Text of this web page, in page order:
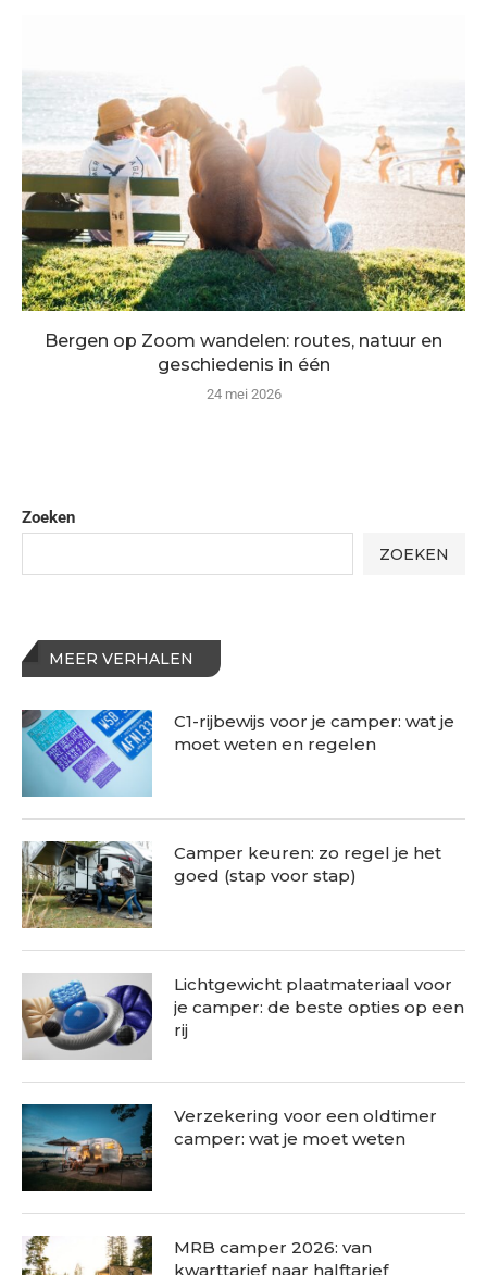
Bergen op Zoom wandelen: routes, natuur en
geschiedenis in één
24 mei 2026
Zoeken
ZOEKEN
MEER VERHALEN
C1-rijbewijs voor je camper: wat je
moet weten en regelen
Camper keuren: zo regel je het
goed (stap voor stap)
Lichtgewicht plaatmateriaal voor
je camper: de beste opties op een
rij
Verzekering voor een oldtimer
camper: wat je moet weten
MRB camper 2026: van
kwarttarief naar halftarief